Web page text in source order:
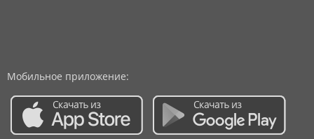
Мобильное приложение: